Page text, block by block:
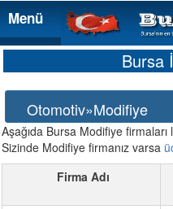
Menü
Menü
Bursa
Otomotiv»Modifiye
Aşağıda Bursa Modifiye firmaları
Sizinde Modifiye firmanız varsa
Firma Adı